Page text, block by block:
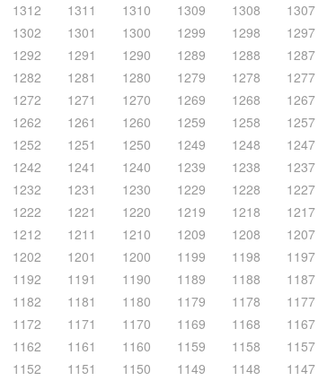
1312 1311 1310 1309 1308 1307
1302 1301 1300 1299 1298 1297
1292 1291 1290 1289 1288 1287
1282 1281 1280 1279 1278 1277
1272 1271 1270 1269 1268 1267
1262 1261 1260 1259 1258 1257
1252 1251 1250 1249 1248 1247
1242 1241 1240 1239 1238 1237
1232 1231 1230 1229 1228 1227
1222 1221 1220 1219 1218 1217
1212 1211 1210 1209 1208 1207
1202 1201 1200 1199 1198 1197
1192 1191 1190 1189 1188 1187
1182 1181 1180 1179 1178 1177
1172 1171 1170 1169 1168 1167
1162 1161 1160 1159 1158 1157
1152 1151 1150 1149 1148 1147